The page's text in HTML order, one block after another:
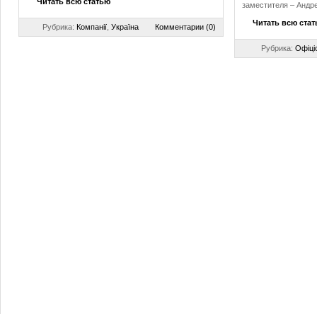
Рубрика: Компанії Україна Комментарии (0)
заместителя –
Читать всю
Рубрика: